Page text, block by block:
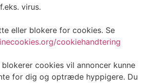
virus.
eller blokere for cookies. Se
cookiehandtering
cookies vil annoncer kunne
for dig og optræde hyppigere. Du